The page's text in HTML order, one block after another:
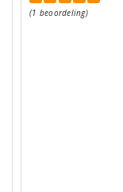
(1 beoordeling)